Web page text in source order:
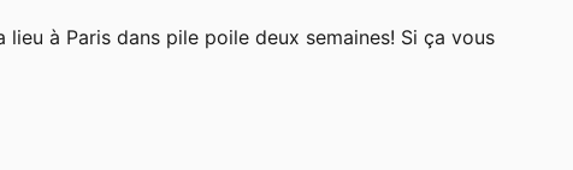
à Paris dans pile poile deux semaines! Si ça vous